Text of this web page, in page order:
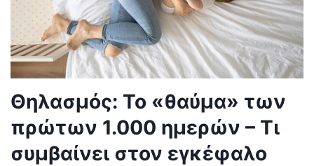
Θηλασμός: Το «θαύμα» των
πρώτων 1.000 ημερών – Τι
συμβαίνει στον εγκέφαλο